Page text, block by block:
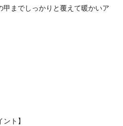
までしっかりと覆えて暖かいア
ト】